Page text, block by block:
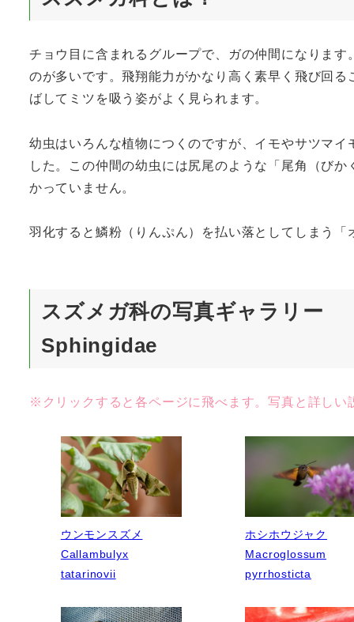
チョウ目に含まれるグループで、ガの仲間になりま
のが多いです。飛翔能力がかなり高く素早く飛び回
ばしてミツを吸う姿がよく見られます。
幼虫はいろんな植物につくのですが、イモやサツマ
した。この仲間の幼虫には尻尾のような「尾角（び
かっていません。
羽化すると鱗粉（りんぷん）を払い落としてしまう
スズメガ科の写真ギャラリー
Sphingidae
※クリックすると各ページに飛べます。写真と詳しい
ウンモンスズメ
Callambulyx
tatarinovii
ホシホウジャク
Macroglossum
pyrrhosticta